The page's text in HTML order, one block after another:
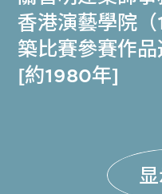
香港演藝學院
築比賽參賽作
[約1980年]